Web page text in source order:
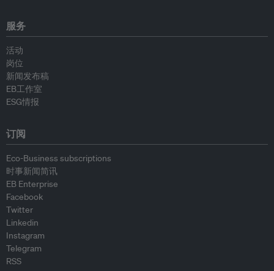
服务
活动
岗位
新闻发布稿
EB工作室
ESG情报
订阅
Eco-Business subscriptions
时事新闻简讯
EB Enterprise
Facebook
Twitter
Linkedin
Instagram
Telegram
RSS